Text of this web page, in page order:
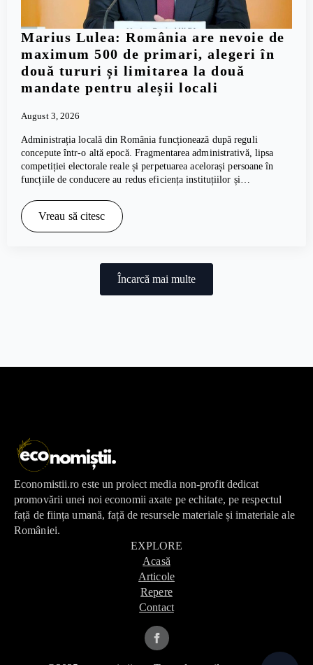
Marius Lulea: România are nevoie de
maximum 500 de primari, alegeri în
două tururi și limitarea la două
mandate pentru aleșii locali
August 3, 2026
Administrația locală din România funcționează după reguli
concepute într-o altă epocă. Fragmentarea administrativă, lipsa
competiției electorale reale și perpetuarea acelorași persoane în
funcțiile de conducere au redus eficiența instituțiilor și…
Vreau să citesc
Încarcă mai multe
Economistii.ro este un proiect media non-profit dedicat
promovării unei noi economii axate pe echitate, pe respectul
față de ființa umană, față de resursele materiale și imateriale ale
României.
EXPLORE
Acasă
Articole
Repere
Contact